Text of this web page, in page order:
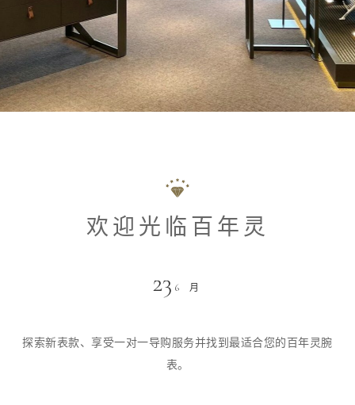
欢迎光临百年灵
23 6 月
探索新表款、享受一对一导购服务并找到最适合您的百年灵腕
表。